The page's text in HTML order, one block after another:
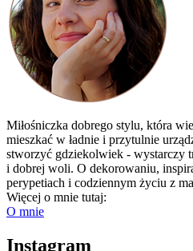
Miłośniczka dobrego stylu, która
mieszkać w ładnie i przytulnie
stworzyć gdziekolwiek - wystarczy
i dobrej woli. O dekorowaniu,
perypetiach i codziennym życiu z
Więcej o mnie tutaj:
O mnie
Instagram